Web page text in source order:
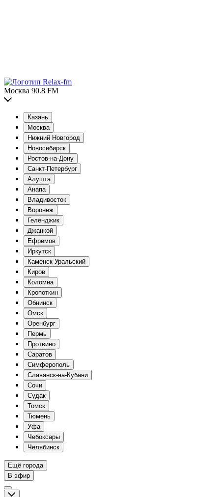
Москва 90.8 FM
Казань
Москва
Нижний Новгород
Новосибирск
Ростов-на-Дону
Санкт-Петербург
Алушта
Анапа
Владивосток
Воронеж
Геленджик
Джанкой
Ефремов
Иркутск
Каменск-Уральский
Киров
Коломна
Кропоткин
Обнинск
Омск
Оренбург
Пермь
Протвино
Саратов
Симферополь
Славянск-на-Кубани
Сочи
Судак
Томск
Тюмень
Уфа
Чебоксары
Челябинск
Ещё города
В эфир